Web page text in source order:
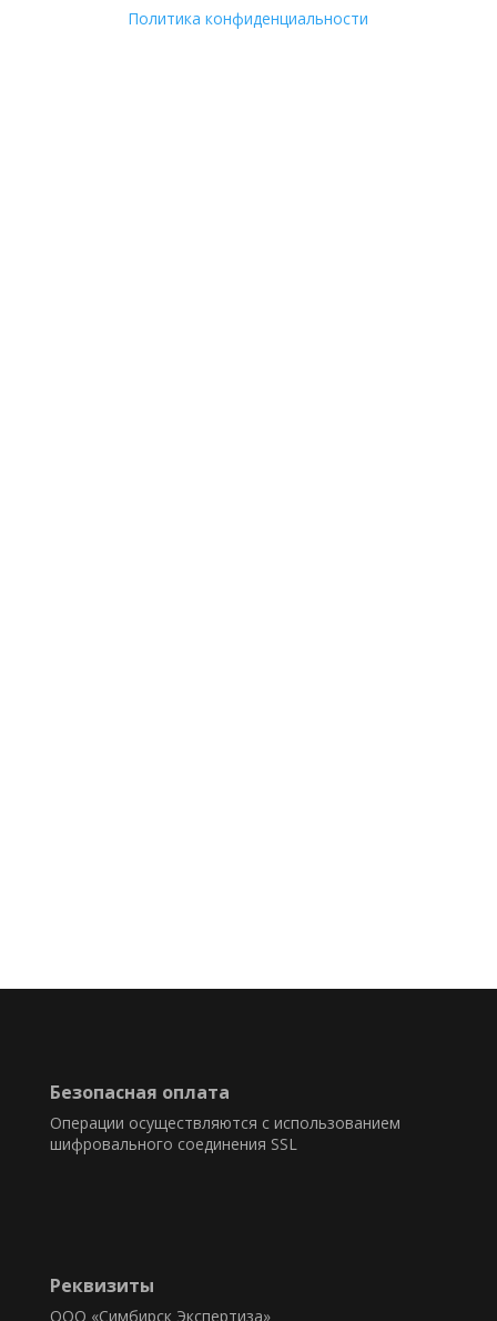
Политика конфиденциальности
Безопасная оплата
Операции осуществляются с использованием
шифровального соединения SSL
Реквизиты
ООО «Симбирск Экспертиза»